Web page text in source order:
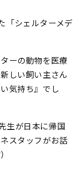
「シェルターメデ
ーの動物を医療
しい飼い主さん
気持ち』でし
生が日本に帰国
スタッフがお話